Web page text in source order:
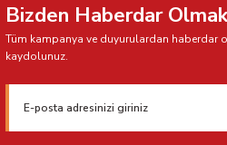
Bizden Haberdar
Tüm kampanya ve duyurulardan haberdar
kaydolunuz.